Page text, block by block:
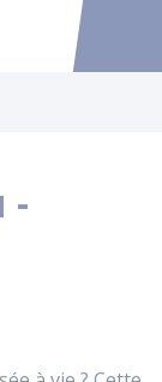
Accéder
-